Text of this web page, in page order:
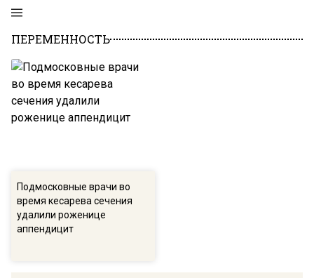
ПЕРЕМЕННОСТЬ
Подмосковные врачи во
время кесарева сечения
удалили роженице
аппендицит